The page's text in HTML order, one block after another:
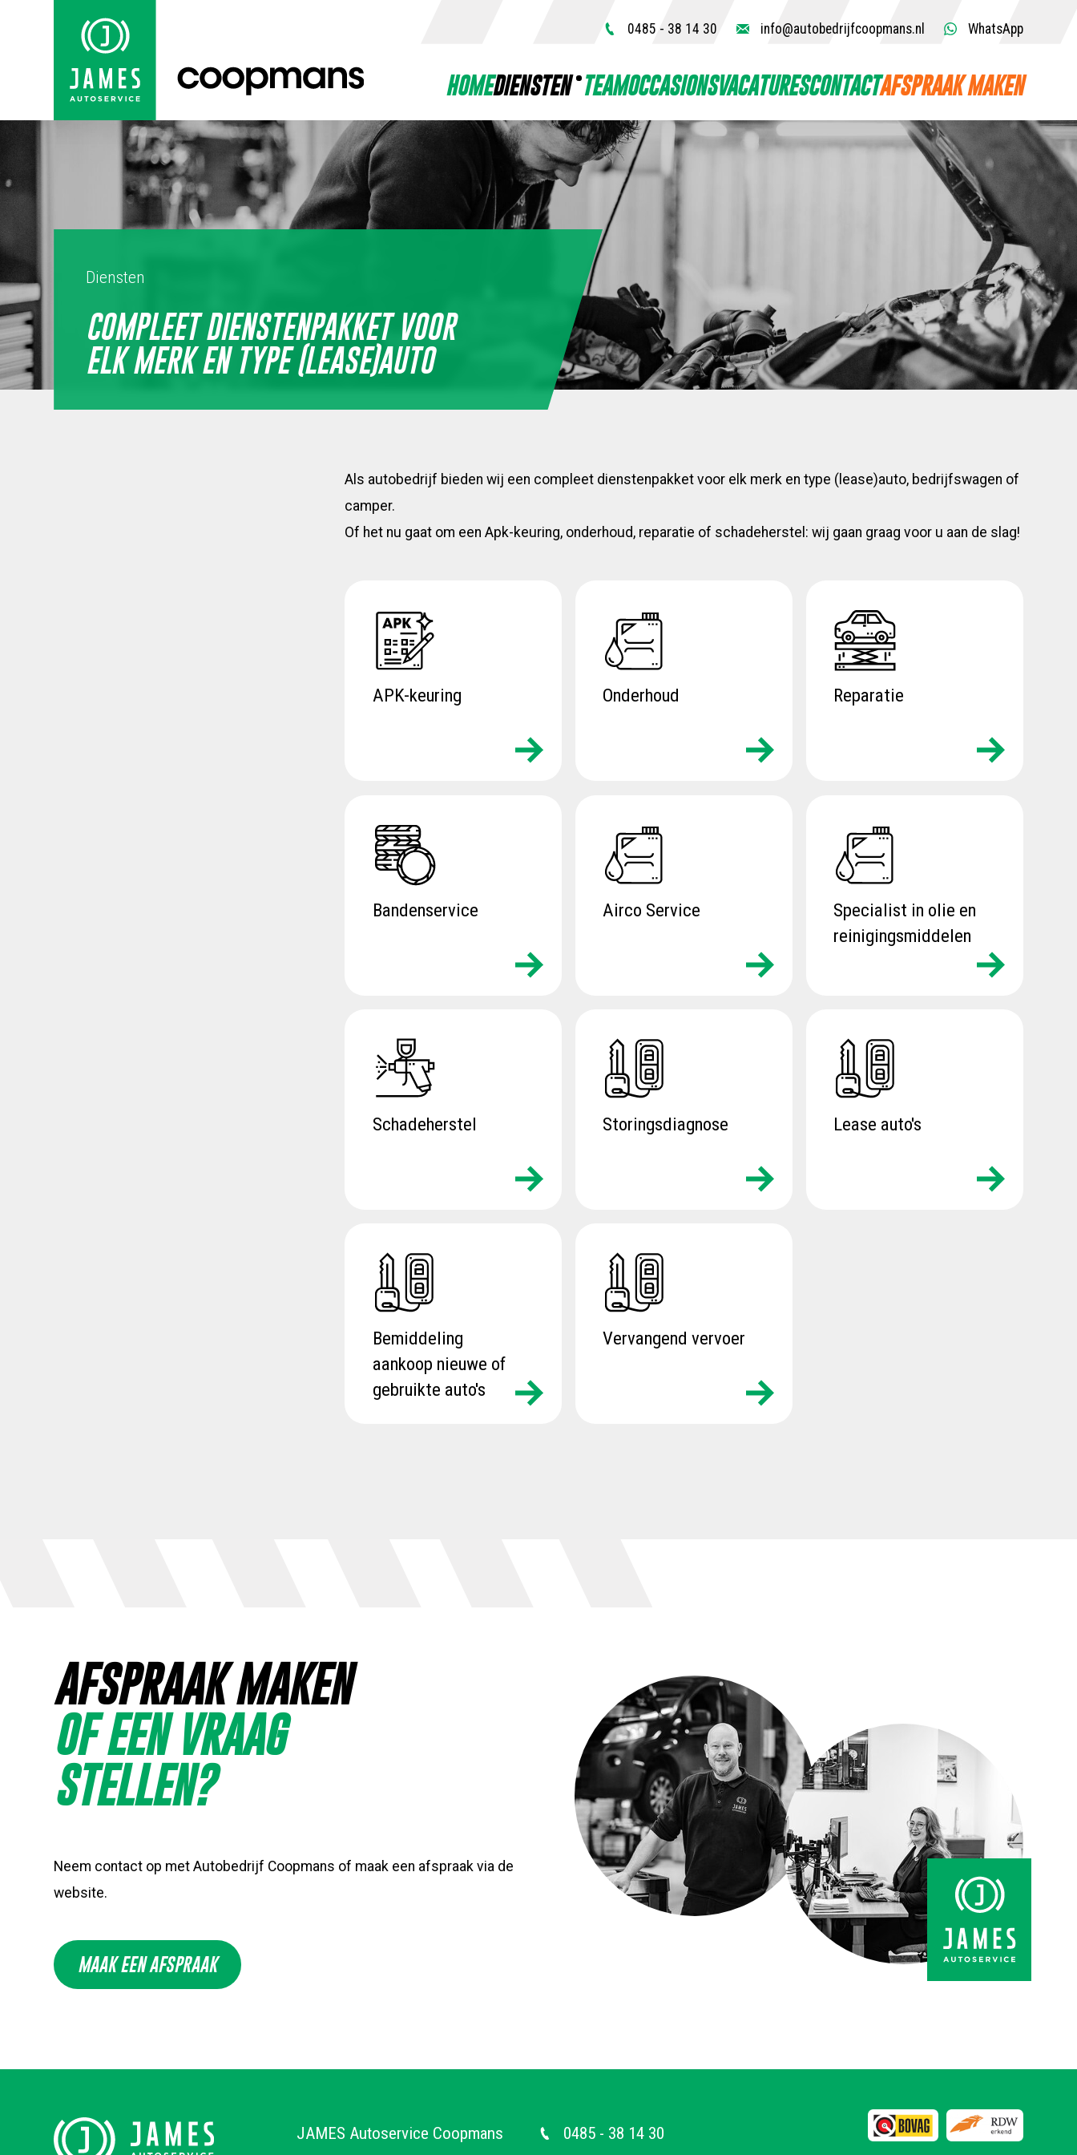
0485 - 38 14 30 info@autobedrijfcoopmans.nl WhatsApp
HOMEDIENSTEN TEAMOCCASIONSVACATURESCONTACTAFSPRAAK MAKEN
Diensten
COMPLEET DIENSTENPAKKET VOOR
ELK MERK EN TYPE (LEASE)AUTO
Als autobedrijf bieden wij een compleet dienstenpakket voor elk merk en type (lease)auto, bedrijfswagen of
camper.
Of het nu gaat om een Apk-keuring, onderhoud, reparatie of schadeherstel: wij gaan graag voor u aan de slag!
APK-keuring Onderhoud Reparatie
Bandenservice Airco Service
Specialist in olie en
reinigingsmiddelen
Schadeherstel Storingsdiagnose Lease auto's
Bemiddeling
aankoop nieuwe of
gebruikte auto's
Vervangend vervoer
AFSPRAAK MAKEN
OF EEN VRAAG
STELLEN?
Neem contact op met Autobedrijf Coopmans of maak een afspraak via de
website.
MAAK EEN AFSPRAAK
JAMES Autoservice Coopmans
0485 - 38 14 30